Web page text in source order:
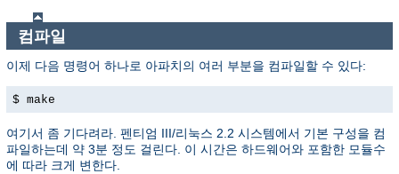
컴파일
이제 다음 명령어 하나로 아파치의 여러 부분을 컴파일할 수 있다:
$ make
여기서 좀 기다려라. 펜티엄 III/리눅스 2.2 시스템에서 기본 구성을 컴
파일하는데 약 3분 정도 걸린다. 이 시간은 하드웨어와 포함한 모듈수
에 따라 크게 변한다.